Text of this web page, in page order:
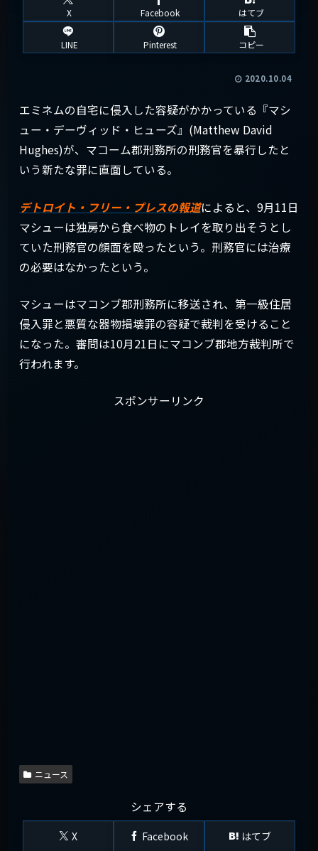
X Facebook はてブ
LINE Pinterest コピー
2020.10.04
エミネムの自宅に侵入した容疑がかかっている『マシ
ュー・デーヴィッド・ヒューズ』(Matthew David
Hughes)が、マコーム郡刑務所の刑務官を暴行したと
いう新たな罪に直面している。
デトロイト・フリー・プレスの報道によると、9月11日
マシューは独房から食べ物のトレイを取り出そうとし
ていた刑務官の顔面を殴ったという。刑務官には治療
の必要はなかったという。
マシューはマコンブ郡刑務所に移送され、第一級住居
侵入罪と悪質な器物損壊罪の容疑で裁判を受けること
になった。審問は10月21日にマコンブ郡地方裁判所で
行われます。
スポンサーリンク
ニュース
シェアする
X Facebook はてブ